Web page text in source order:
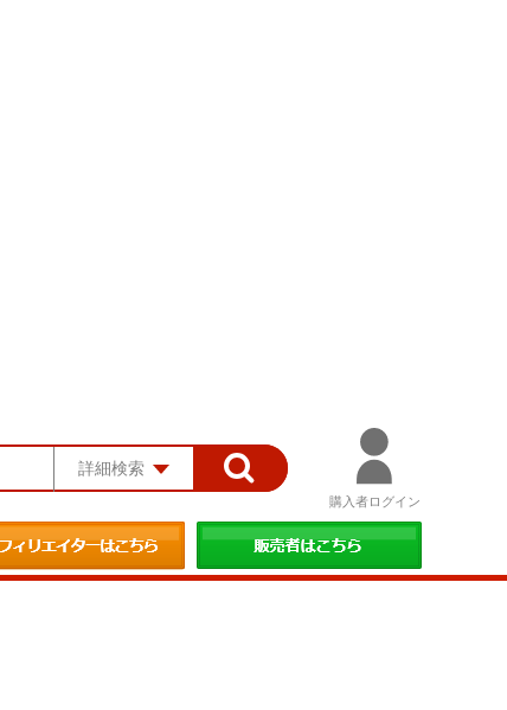
詳細検索
購入者ログイン